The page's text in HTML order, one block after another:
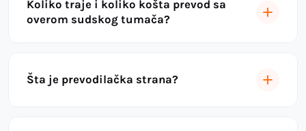
Koliko traje i koliko košta prevod sa
overom sudskog tumača?
Šta je prevodilačka strana?